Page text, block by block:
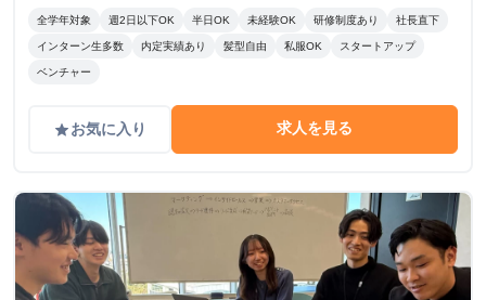
全学年対象 週2日以下OK 半日OK 未経験OK 研修制度あり 社長直下
インターン生多数 内定実績あり 髪型自由 私服OK スタートアップ
ベンチャー
gradeお気に入り 求人を見る